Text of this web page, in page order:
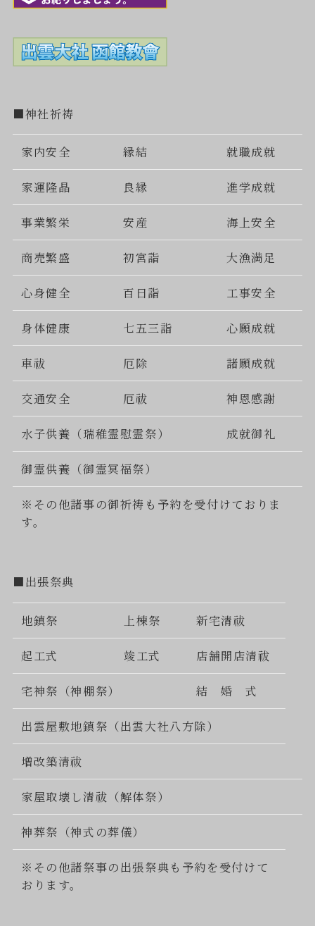
■神社祈祷
家内安全 縁結 就職成就
家運隆晶 良縁 進学成就
事業繁栄 安産 海上安全
商売繁盛 初宮詣 大漁満足
心身健全 百日詣 工事安全
身体健康 七五三詣 心願成就
車祓 厄除 諸願成就
交通安全 厄祓 神恩感謝
水子供養（瑞稚霊慰霊祭） 成就御礼
御霊供養（御霊冥福祭）
※その他諸事の御祈祷も予約を受付けておりま
す。
■出張祭典
地鎮祭 上棟祭 新宅清祓
起工式 竣工式 店舗開店清祓
宅神祭（神棚祭） 結 婚 式
出雲屋敷地鎮祭（出雲大社八方除）
増改築清祓
家屋取壊し清祓（解体祭）
神葬祭（神式の葬儀）
※その他諸祭事の出張祭典も予約を受付けて
おります。